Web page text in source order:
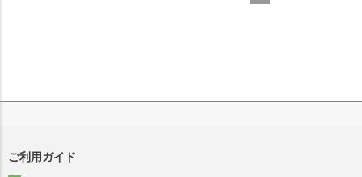
ご利用ガイド